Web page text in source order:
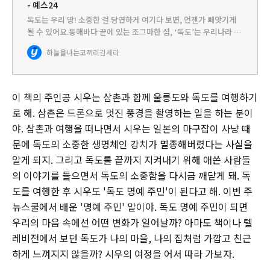
- 예스24
독도는 우리 땅! 소중한 걸 당연하게 여기다 보면, 언젠가 빼앗기게
될 수 있어요.동해바다 끝에 있는 조그마한 섬, ‘독도’는 우리나라 경
찰이 지키고 있고, 우리나라 어부들이 날마다 고기잡이를 하는 ‘대한
민국’의 영토입니다. 하지만 언제부턴가 독도는 ’분쟁지역…
하늘을나는코끼리김세라
이 책의 주인공 시우는 삼촌과 함께 울릉도와 독도를 여행하기
로 해. 삼촌은 드론으로 멋진 풍경을 촬영하는 일을 하는 분이
야. 삼촌과 여행을 떠나면서 시우는 일본의 마구잡이 사냥 때
문에 독도의 소중한 생명체인 강치가 멸종해버렸다는 사실을
알게 되지. 그리고 독도를 끝까지 지켜내기 위해 애쓴 사람들
의 이야기를 들으면서 독도의 소중함을 다시금 깨닫게 돼. 독
도를 여행한 후 시우도 '독도 명예 주민'이 된다고 해. 이번 주
뉴스쿨에서 배운 '명예 주민' 말이야. 독도 명예 주민이 되면
우리의 마음 속에선 어떤 변화가 일어날까? 아마도 책이나 텔
레비전에서 보던 독도가 나의 마을, 나의 집처럼 가깝고 친근
하게 느껴지지 않을까? 시우의 여정을 어서 따라 가보자.